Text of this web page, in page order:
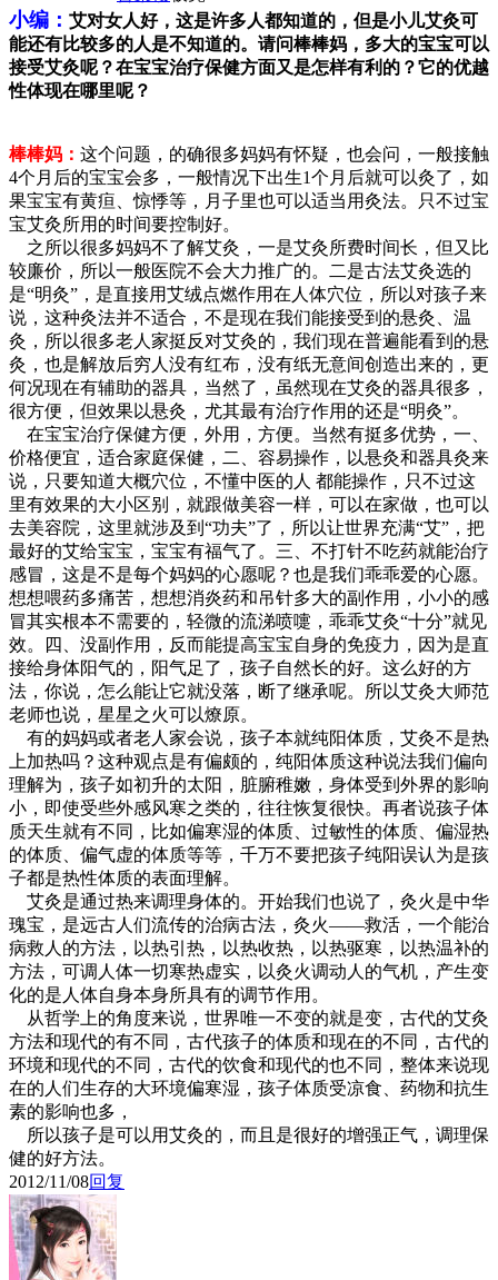
小编： 艾对女人好，这是许多人都知道的，但是小儿艾灸可
能还有比较多的人是不知道的。请问棒棒妈，多大的宝宝可以
接受艾灸呢？在宝宝治疗保健方面又是怎样有利的？它的优越
性体现在哪里呢？
棒棒妈： 这个问题，的确很多妈妈有怀疑，也会问，一般接触
4个月后的宝宝会多，一般情况下出生1个月后就可以灸了，如
果宝宝有黄疸、惊悸等，月子里也可以适当用灸法。只不过宝
宝艾灸所用的时间要控制好。
之所以很多妈妈不了解艾灸，一是艾灸所费时间长，但又比
较廉价，所以一般医院不会大力推广的。二是古法艾灸选的
是“明灸”，是直接用艾绒点燃作用在人体穴位，所以对孩子来
说，这种灸法并不适合，不是现在我们能接受到的悬灸、温
灸，所以很多老人家挺反对艾灸的，我们现在普遍能看到的悬
灸，也是解放后穷人没有红布，没有纸无意间创造出来的，更
何况现在有辅助的器具，当然了，虽然现在艾灸的器具很多，
很方便，但效果以悬灸，尤其最有治疗作用的还是“明灸”。
在宝宝治疗保健方便，外用，方便。当然有挺多优势，一、
价格便宜，适合家庭保健，二、容易操作，以悬灸和器具灸来
说，只要知道大概穴位，不懂中医的人 都能操作，只不过这
里有效果的大小区别，就跟做美容一样，可以在家做，也可以
去美容院，这里就涉及到“功夫”了，所以让世界充满“艾”，把
最好的艾给宝宝，宝宝有福气了。三、不打针不吃药就能治疗
感冒，这是不是每个妈妈的心愿呢？也是我们乖乖爱的心愿。
想想喂药多痛苦，想想消炎药和吊针多大的副作用，小小的感
冒其实根本不需要的，轻微的流涕喷嚏，乖乖艾灸“十分”就见
效。四、没副作用，反而能提高宝宝自身的免疫力，因为是直
接给身体阳气的，阳气足了，孩子自然长的好。这么好的方
法，你说，怎么能让它就没落，断了继承呢。所以艾灸大师范
老师也说，星星之火可以燎原。
有的妈妈或者老人家会说，孩子本就纯阳体质，艾灸不是热
上加热吗？这种观点是有偏颇的，纯阳体质这种说法我们偏向
理解为，孩子如初升的太阳，脏腑稚嫩，身体受到外界的影响
小，即使受些外感风寒之类的，往往恢复很快。再者说孩子体
质天生就有不同，比如偏寒湿的体质、过敏性的体质、偏湿热
的体质、偏气虚的体质等等，千万不要把孩子纯阳误认为是孩
子都是热性体质的表面理解。
艾灸是通过热来调理身体的。开始我们也说了，灸火是中华
瑰宝，是远古人们流传的治病古法，灸火——救活，一个能治
病救人的方法，以热引热，以热收热，以热驱寒，以热温补的
方法，可调人体一切寒热虚实，以灸火调动人的气机，产生变
化的是人体自身本身所具有的调节作用。
从哲学上的角度来说，世界唯一不变的就是变，古代的艾灸
方法和现代的有不同，古代孩子的体质和现在的不同，古代的
环境和现代的不同，古代的饮食和现代的也不同，整体来说现
在的人们生存的大环境偏寒湿，孩子体质受凉食、药物和抗生
素的影响也多，
所以孩子是可以用艾灸的，而且是很好的增强正气，调理保
健的好方法。
2012/11/08回复